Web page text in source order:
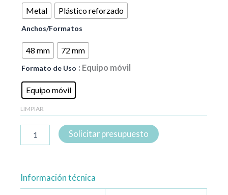
Metal Plástico reforzado
Anchos/Formatos
48 mm 72 mm
Formato de Uso : Equipo móvil
Equipo móvil
LIMPIAR
cantidad
Solicitar presupuesto
Información técnica